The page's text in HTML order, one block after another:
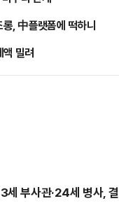
, 中플랫폼에 떡하니
밀려
세 부사관·24세 병사,